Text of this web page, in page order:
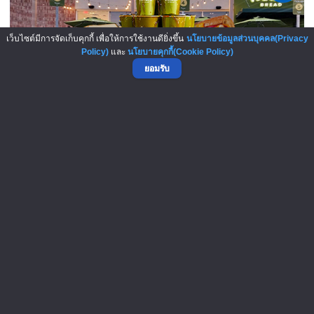
เว็บไซต์มีการจัดเก็บคุกกี้ เพื่อให้การใช้งานดียิ่งขึ้น นโยบายข้อมูลส่วนบุคคล(Privacy
Policy)และ นโยบายคุกกี้(Cookie Policy)
ยอมรับ